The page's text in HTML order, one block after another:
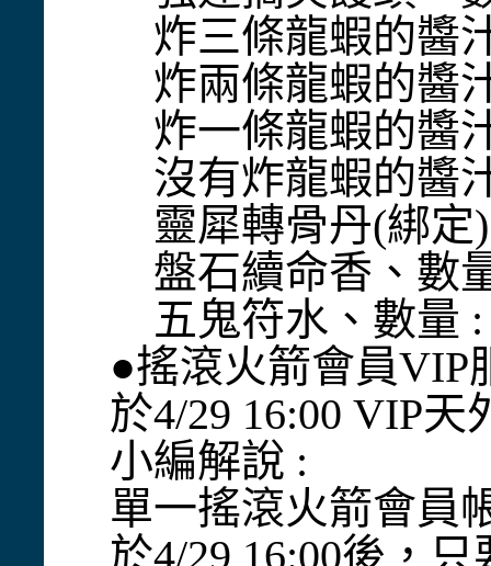
炸三條龍蝦的醬
炸兩條龍蝦的醬
炸一條龍蝦的醬
沒有炸龍蝦的醬
靈犀轉骨丹(綁定)
盤石續命香、數
五鬼符水、數量 :
●搖滾火箭會員VIP
於4/29 16:00 VIP
小編解說 :
單一搖滾火箭會員
於4/29 16:00後，